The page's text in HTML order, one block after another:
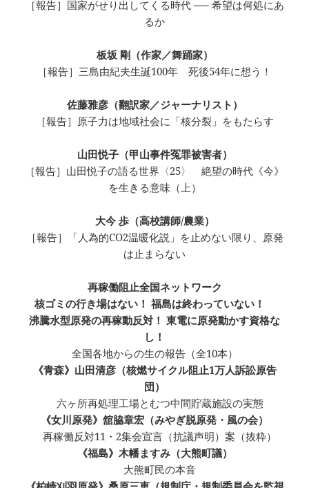
［報告］国家がせり出してくる時代 ── 希望は何処にあ
るか
板坂 剛（作家／舞踊家）
［報告］三島由紀夫生誕100年 死後54年に想う！
佐藤雅彦（翻訳家／ジャーナリスト）
［報告］原子力は地域社会に「核分裂」をもたらす
山田悦子（甲山事件冤罪被害者）
［報告］山田悦子の語る世界〈25〉 絶望の時代《今》
を生きる意味（上）
大今 歩（高校講師/農業）
［報告］「人為的CO2温暖化説」を止めない限り、原発
は止まらない
再稼働阻止全国ネットワーク
核ゴミの行き場はない！ 福島は終わっていない！
沸騰水型原発の再稼動反対！ 東電に原発動かす資格な
し！
全国各地からの生の報告（全10本）
《青森》山田清彦（核燃サイクル阻止1万人訴訟原告
団）
六ヶ所再処理工場とむつ中間貯蔵施設の実態
《女川原発》舘脇章宏（みやぎ脱原発・風の会）
再稼働反対11・2集会宣言（抗議声明）案（抜粋）
《福島》木幡ますみ（大熊町議）
大熊町民の本音